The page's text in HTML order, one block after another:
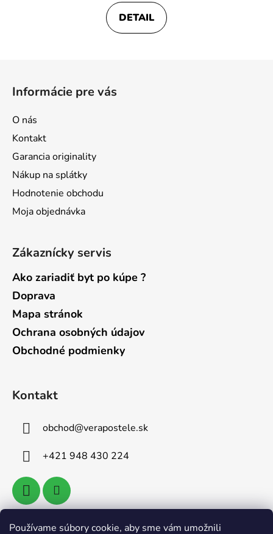
Používame súbory cookie, aby sme vám umožnili
DETAIL
Informácie pre vás
O nás
Kontakt
Garancia originality
Nákup na splátky
Hodnotenie obchodu
Moja objednávka
Zákaznícky servis
Ako zariadiť byt po kúpe ?
Doprava
Mapa stránok
Ochrana osobných údajov
Obchodné podmienky
Kontakt
obchod@verapostele.sk
+421 948 430 224